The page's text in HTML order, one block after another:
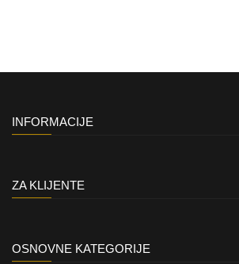
INFORMACIJE
ZA KLIJENTE
OSNOVNE KATEGORIJE